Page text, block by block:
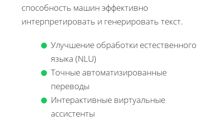
способность машин эффективно
интерпретировать и генерировать текст.
Улучшение обработки естественного
языка (NLU)
Точные автоматизированные
переводы
Интерактивные виртуальные
ассистенты